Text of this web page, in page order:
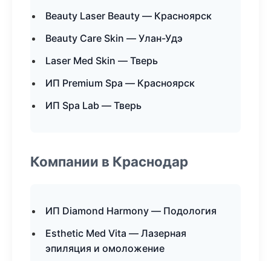
Beauty Laser Beauty — Красноярск
Beauty Care Skin — Улан-Удэ
Laser Med Skin — Тверь
ИП Premium Spa — Красноярск
ИП Spa Lab — Тверь
Компании в Краснодар
ИП Diamond Harmony — Подология
Esthetic Med Vita — Лазерная
эпиляция и омоложение